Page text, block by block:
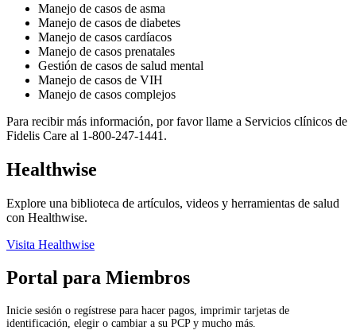
Manejo de casos de asma
Manejo de casos de diabetes
Manejo de casos cardíacos
Manejo de casos prenatales
Gestión de casos de salud mental
Manejo de casos de VIH
Manejo de casos complejos
Para recibir más información, por favor llame a Servicios clínicos de
Fidelis Care al 1-800-247-1441.
Healthwise
Explore una biblioteca de artículos, videos y herramientas de salud
con Healthwise.
Visita Healthwise
Portal para Miembros
Inicie sesión o regístrese para hacer pagos, imprimir tarjetas de
identificación, elegir o cambiar a su PCP y mucho más.